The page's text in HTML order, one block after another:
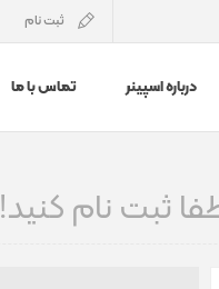
ثبت نام
درباره اسپینر تماس با ما
ثبت نام کنید!